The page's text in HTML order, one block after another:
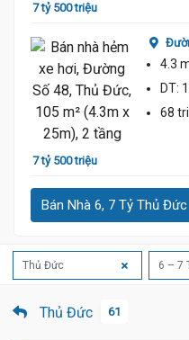
7 tỷ 500 triệu
7 tỷ 500 triệu
4.3
DT:
68
Bán Nhà 6, 7 Tỷ Thủ Đức
Thủ Đức 6 – 7
Thủ Đức 61